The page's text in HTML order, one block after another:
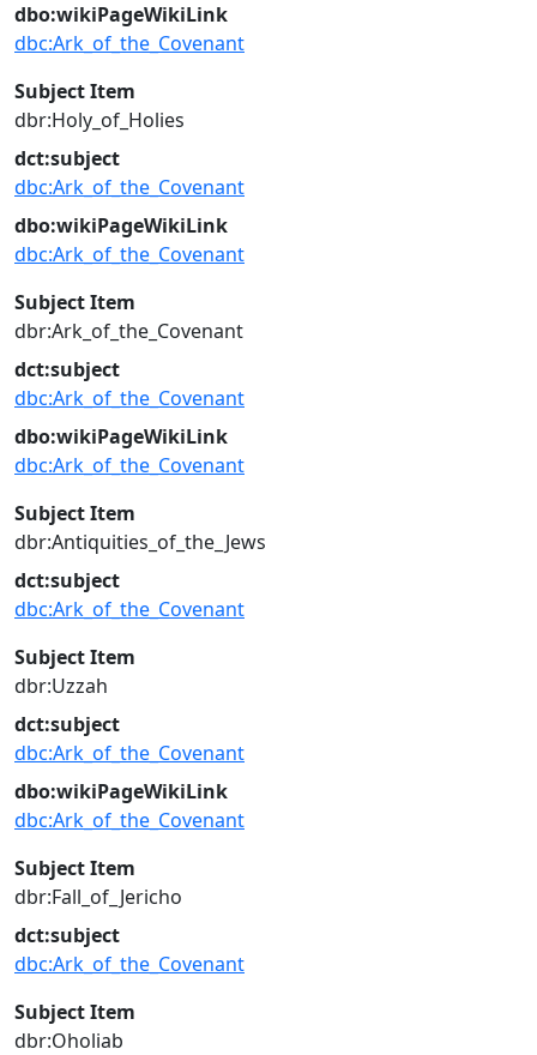
dbo:wikiPageWikiLink
dbc:Ark_of_the_Covenant
Subject Item
dbr:Holy_of_Holies
dct:subject
dbc:Ark_of_the_Covenant
dbo:wikiPageWikiLink
dbc:Ark_of_the_Covenant
Subject Item
dbr:Ark_of_the_Covenant
dct:subject
dbc:Ark_of_the_Covenant
dbo:wikiPageWikiLink
dbc:Ark_of_the_Covenant
Subject Item
dbr:Antiquities_of_the_Jews
dct:subject
dbc:Ark_of_the_Covenant
Subject Item
dbr:Uzzah
dct:subject
dbc:Ark_of_the_Covenant
dbo:wikiPageWikiLink
dbc:Ark_of_the_Covenant
Subject Item
dbr:Fall_of_Jericho
dct:subject
dbc:Ark_of_the_Covenant
Subject Item
dbr:Oholiab